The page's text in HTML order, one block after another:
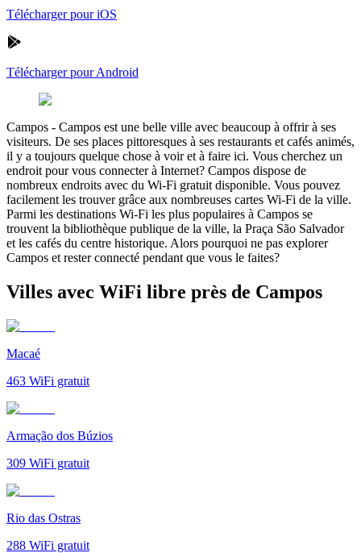
Télécharger pour iOS
Télécharger pour Android
Campos - Campos est une belle ville avec beaucoup à offrir à ses
visiteurs. De ses places pittoresques à ses restaurants et cafés animés,
il y a toujours quelque chose à voir et à faire ici. Vous cherchez un
endroit pour vous connecter à Internet? Campos dispose de
nombreux endroits avec du Wi-Fi gratuit disponible. Vous pouvez
facilement les trouver grâce aux nombreuses cartes Wi-Fi de la ville.
Parmi les destinations Wi-Fi les plus populaires à Campos se
trouvent la bibliothèque publique de la ville, la Praça São Salvador
et les cafés du centre historique. Alors pourquoi ne pas explorer
Campos et rester connecté pendant que vous le faites?
Villes avec WiFi libre près de Campos
Macaé
463 WiFi gratuit
Armação dos Búzios
309 WiFi gratuit
Rio das Ostras
288 WiFi gratuit